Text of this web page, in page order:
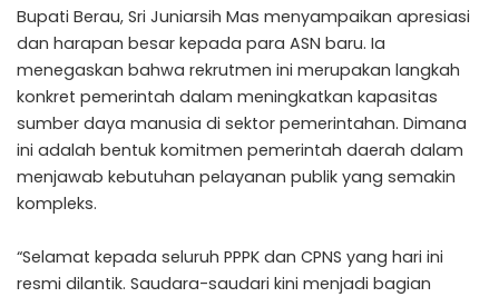
Bupati Berau, Sri Juniarsih Mas menyampaikan apresiasi
dan harapan besar kepada para ASN baru. Ia
menegaskan bahwa rekrutmen ini merupakan langkah
konkret pemerintah dalam meningkatkan kapasitas
sumber daya manusia di sektor pemerintahan. Dimana
ini adalah bentuk komitmen pemerintah daerah dalam
menjawab kebutuhan pelayanan publik yang semakin
kompleks.
“Selamat kepada seluruh PPPK dan CPNS yang hari ini
resmi dilantik. Saudara-saudari kini menjadi bagian